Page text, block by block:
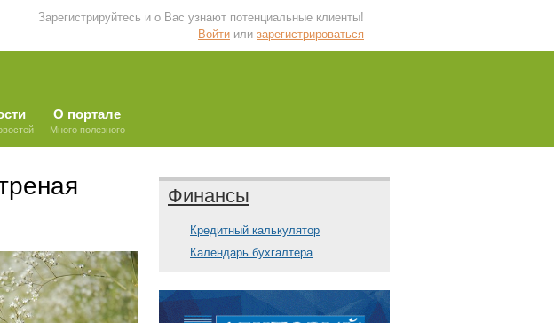
Зарегистрируйтесь и о Вас узнают потенциальные клиенты!
Войти или зарегистрироваться
О портале
Много полезного
Финансы
Кредитный калькулятор
Календарь бухгалтера